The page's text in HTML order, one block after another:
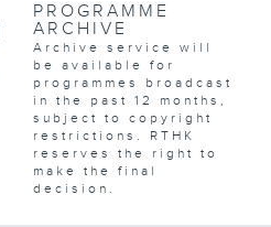
PROGRAMME
ARCHIVE
Archive service will
be available for
programmes broadcast
in the past 12 months,
subject to copyright
restrictions. RTHK
reserves the right to
make the final
decision.